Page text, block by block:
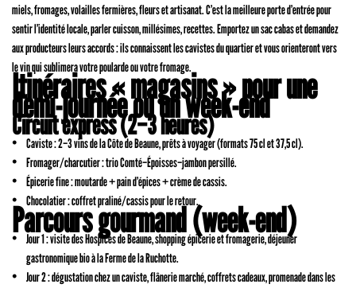
miels, fromages, volailles fermières, fleurs et artisanat. C’est la meilleure porte d’entrée pour
sentir l’identité locale, parler cuisson, millésimes, recettes. Emportez un sac cabas et demandez
aux producteurs leurs accords : ils connaissent les cavistes du quartier et vous orienteront vers
le vin qui sublimera votre poularde ou votre fromage.
Itinéraires « magasins » pour une
demi-journée ou un week-end
Circuit express (2–3 heures)
Caviste : 2–3 vins de la Côte de Beaune, prêts à voyager (formats 75 cl et 37,5 cl).
Fromager/charcutier : trio Comté–Époisses–jambon persillé.
Épicerie fine : moutarde + pain d’épices + crème de cassis.
Chocolatier : coffret praliné/cassis pour le retour.
Parcours gourmand (week-end)
Jour 1 : visite des Hospices de Beaune, shopping épicerie et fromagerie, déjeuner
gastronomique bio à la Ferme de la Ruchotte.
Jour 2 : dégustation chez un caviste, flânerie marché, coffrets cadeaux, promenade dans les